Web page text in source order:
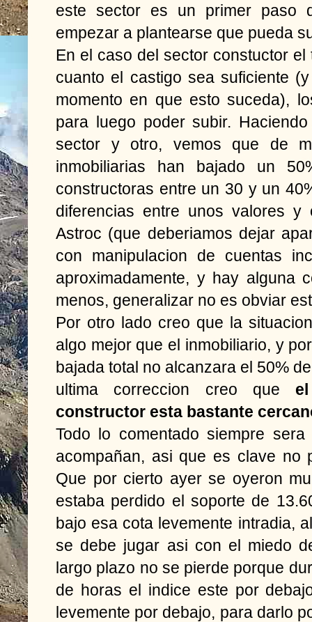
este sector es un primer paso
empezar a plantearse que pueda
En el caso del sector constuctor
cuanto el castigo sea suficiente
momento en que esto suceda),
para luego poder subir.
sector y otro, vemos que de
inmobiliarias han bajado un
constructoras entre un 30 y un
diferencias entre unos valores
Astroc (que deberiamos dejar
con manipulacion de cuentas
aproximadamente, y hay alguna
menos, generalizar no es obviar
Por otro lado creo que la
algo mejor que el inmobiliario, y
bajada total no alcanzara el 50%
ultima correccion creo que
constructor esta bastante
Todo lo comentado siempre
acompañan, asi que es clave no
Que por cierto ayer se oyeron
estaba perdido el soporte de
bajo esa cota levemente intradia,
se debe jugar asi con el miedo
largo plazo no se pierde porque
de horas el indice este por
levemente por debajo, para darlo